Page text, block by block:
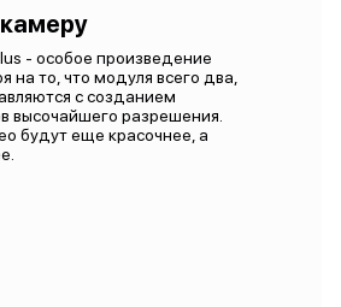
- особое произведение
на то, что модуля всего два,
с созданием
высочайшего разрешения.
будут еще красочнее, а